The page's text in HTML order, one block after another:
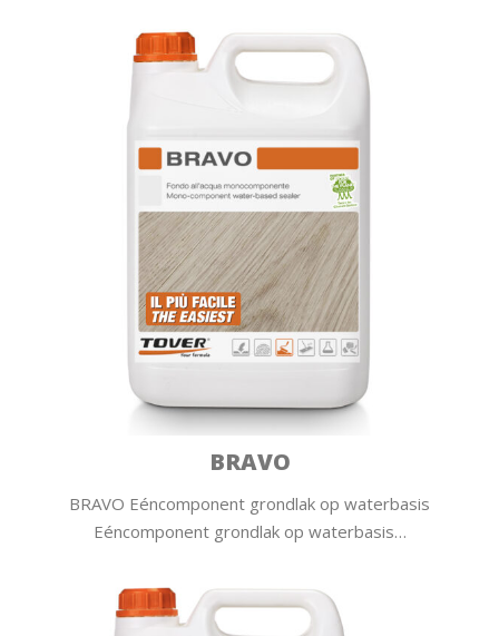
BRAVO
BRAVO Eéncomponent grondlak op waterbasis
Eéncomponent grondlak op waterbasis…